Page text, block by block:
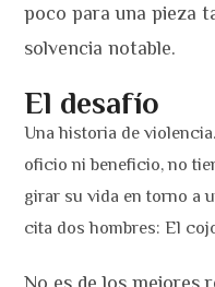
poco para una pieza
solvencia notable.
El desafío
Una historia de
oficio ni beneficio, no
girar su vida en torno a
cita dos hombres: El